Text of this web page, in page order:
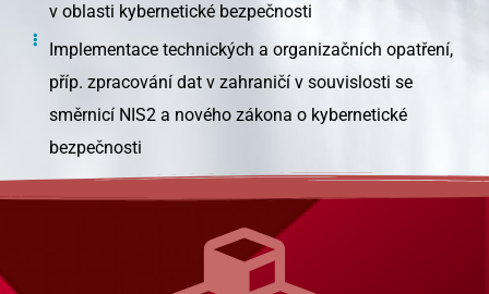
v oblasti kybernetické bezpečnosti
Implementace technických a organizačních opatření,
příp. zpracování dat v zahraničí v souvislosti se
směrnicí NIS2 a nového zákona o kybernetické
bezpečnosti